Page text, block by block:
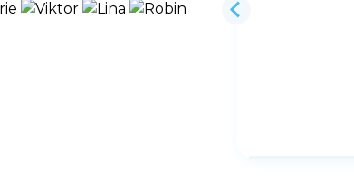
klant. Een groeiverhaal dat